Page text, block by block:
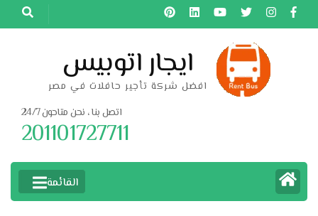
تخطى
إلى
ايجار اتوبيس
افضل شركة تأجير حافلات في مصر
اتصل بنا ، نحن متاحون 24/7
201101727711
القائمة